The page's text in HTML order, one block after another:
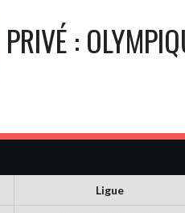
PRIVÉ :
Ligue